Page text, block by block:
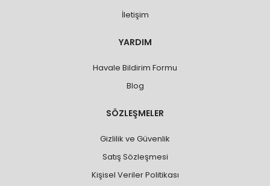
İletişim
YARDIM
Havale Bildirim Formu
Blog
SÖZLEŞMELER
Gizlilik ve Güvenlik
Satış Sözleşmesi
Kişisel Veriler Politikası